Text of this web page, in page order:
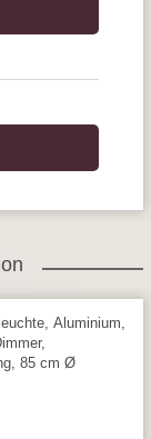
Aluminium,
85 cm Ø